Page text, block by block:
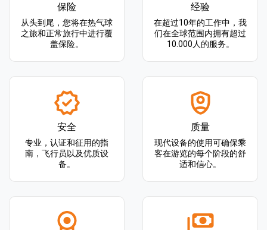
保险
从头到尾，您将在热气球
之旅和正常旅行中进行覆
盖保险。
经验
在超过10年的工作中，我
们在全球范围内拥有超过
10.000人的服务。
安全
专业，认证和征用的指
南，飞行员以及优质设
备。
质量
现代设备的使用可确保乘
客在游览的每个阶段的舒
适和信心。